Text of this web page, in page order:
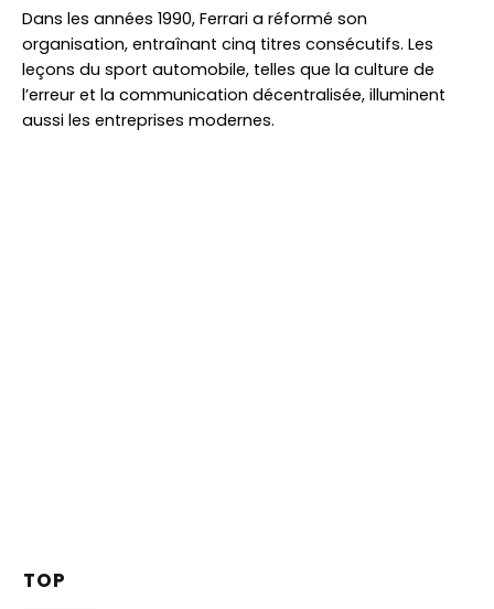
Dans les années 1990, Ferrari a réformé son
organisation, entraînant cinq titres consécutifs. Les
leçons du sport automobile, telles que la culture de
l’erreur et la communication décentralisée, illuminent
aussi les entreprises modernes.
TOP